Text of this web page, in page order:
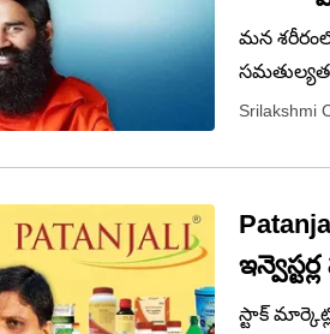
మన
సమస్యలు
Srilakshmi
స్టాక్